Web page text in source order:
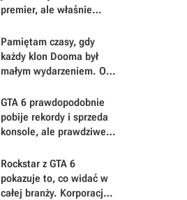
premier, ale właśnie
mu się uważniej
Pamiętam czasy, gdy
każdy klon Dooma był
małym wydarzeniem. Oto
FPS-y lat 90.
GTA 6 prawdopodobnie
pobije rekordy i sprzeda
konsole, ale prawdziwe
będą musieli mu
wybaczyć
Rockstar z GTA 6
pokazuje to, co widać w
całej branży. Korporacje